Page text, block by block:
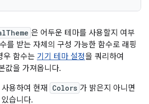
은 어두운 테마를 사용할지 여부
를 받는 자체의 구성 가능한 함수로 래핑
우 함수는 기기 테마 설정을 쿼리하여
값을 가져옵니다.
용하여 현재
Colors 가 밝은지 아니면
습니다.